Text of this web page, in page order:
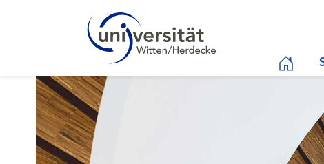
Intranet Uni WH | Login
Sprachmenü